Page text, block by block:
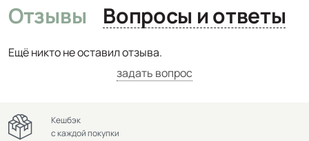
Отзывы Вопросы и ответы
Ещё никто не оставил отзыва.
задать вопрос
Кешбэк
с каждой покупки